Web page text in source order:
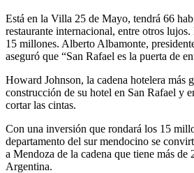
Está en la Villa 25 de Mayo, tendrá 66
restaurante internacional, entre otros
15 millones. Alberto Albamonte,
aseguró que “San Rafael es la puerta de
Howard Johnson, la cadena hotelera más
construcción de su hotel en San Rafael y
cortar las cintas.
Con una inversión que rondará los 15
departamento del sur mendocino se
a Mendoza de la cadena que tiene más de
Argentina.